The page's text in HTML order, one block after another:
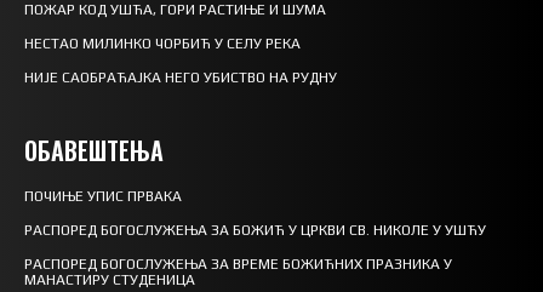
ПОЖАР КОД УШЋА, ГОРИ РАСТИЊЕ И ШУМА
НЕСТАО МИЛИНКО ЧОРБИЋ У СЕЛУ РЕКА
НИЈЕ САОБРАЋАЈКА НЕГО УБИСТВО НА РУДНУ
ОБАВЕШТЕЊА
ПОЧИЊЕ УПИС ПРВАКА
РАСПОРЕД БОГОСЛУЖЕЊА ЗА БОЖИЋ У ЦРКВИ СВ. НИКОЛЕ У УШЋУ
РАСПОРЕД БОГОСЛУЖЕЊА ЗА ВРЕМЕ БОЖИЋНИХ ПРАЗНИКА У
МАНАСТИРУ СТУДЕНИЦА